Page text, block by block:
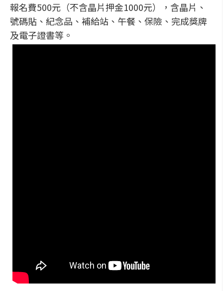
報名費500元（不含晶片押金1000元），含晶片、
號碼貼、紀念品、補給站、午餐、保險、完成獎牌
及電子證書等。